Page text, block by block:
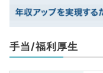
手当/福利厚生